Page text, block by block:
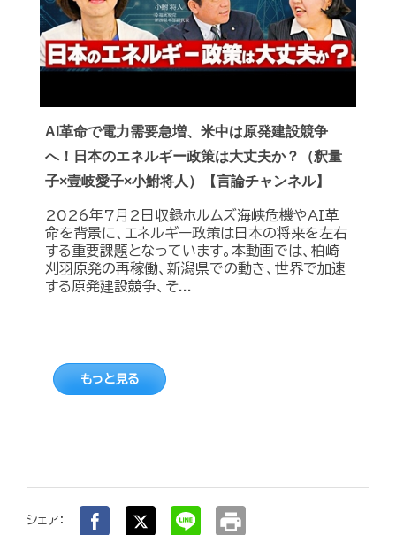
AI革命で電力需要急増、米中は原発建設競争
へ！日本のエネルギー政策は大丈夫か？（釈量
子×壹岐愛子×小鮒将人）【言論チャンネル】
2026年7月2日収録ホルムズ海峡危機やAI革
命を背景に、エネルギー政策は日本の将来を左右
する重要課題となっています。本動画では、柏崎
刈羽原発の再稼働、新潟県での動き、世界で加速
する原発建設競争、そ...
もっと見る
シェア： print